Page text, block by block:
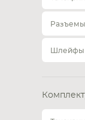
Шлейфы